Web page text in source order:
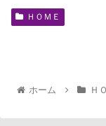
ＨＯＭＥ
ホーム Ｈ